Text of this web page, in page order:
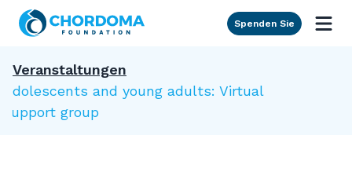
Skip to Main Content
Spenden Sie
Veranstaltungen
Adolescents and young adults: Virtual
support group